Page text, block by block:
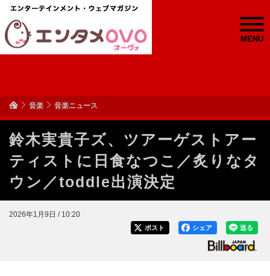
MENU
音楽 音楽ニュース
鈴木実貴子ズ、ツアーゲストアー
ティストに日食なつこ／炙りなタ
ウン／toddle出演決定
2026年1月9日 / 10:20
送る
シェア
ポスト